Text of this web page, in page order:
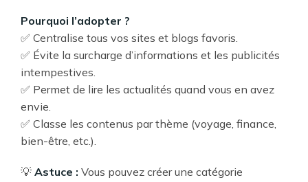
Pourquoi l’adopter ?
✅ Centralise tous vos sites et blogs favoris.
✅ Évite la surcharge d’informations et les publicités
intempestives.
✅ Permet de lire les actualités quand vous en avez
envie.
✅ Classe les contenus par thème (voyage, finance,
bien-être, etc.).
💡 Astuce : Vous pouvez créer une catégorie